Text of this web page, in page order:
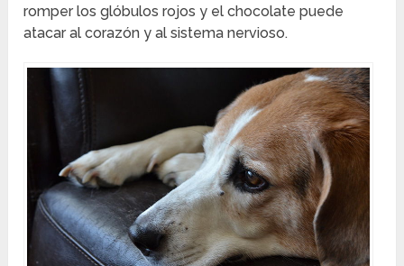
romper los glóbulos rojos y el chocolate puede
atacar al corazón y al sistema nervioso.